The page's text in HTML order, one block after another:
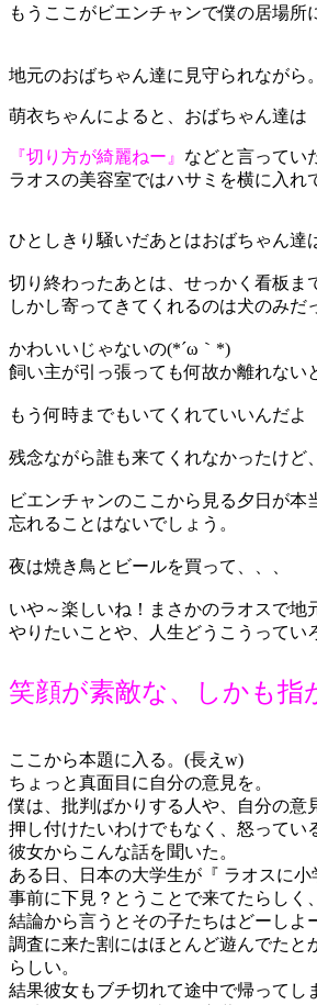
もうここがビエンチャンで僕の居場所
地元のおばちゃん達に見守られながら
萌衣ちゃんによると、おばちゃん達は
『切り方が綺麗ねー』 などと言ってい
ラオスの美容室ではハサミを横に入れ
ひとしきり騒いだあとはおばちゃん達
切り終わったあとは、せっかく看板ま
しかし寄ってきてくれるのは犬のみだ
かわいいじゃないの(*´ω｀*)
飼い主が引っ張っても何故か離れない
もう何時までもいてくれていいんだよ
残念ながら誰も来てくれなかったけど
ビエンチャンのここから見る夕日が本
忘れることはないでしょう。
夜は焼き鳥とビールを買って、、、
いや～楽しいね！まさかのラオスで地
やりたいことや、人生どうこうってい
笑顔が素敵な、しかも指
ここから本題に入る。(長えw)
ちょっと真面目に自分の意見を。
僕は、批判ばかりする人や、自分の意
押し付けたいわけでもなく、怒ってい
彼女からこんな話を聞いた。
ある日、日本の大学生が『 ラオスに
事前に下見？とうことで来てたらしく
結論から言うとその子たちはどーしよ
調査に来た割にはほとんど遊んでたと
らしい。
結果彼女もブチ切れて途中で帰ってし